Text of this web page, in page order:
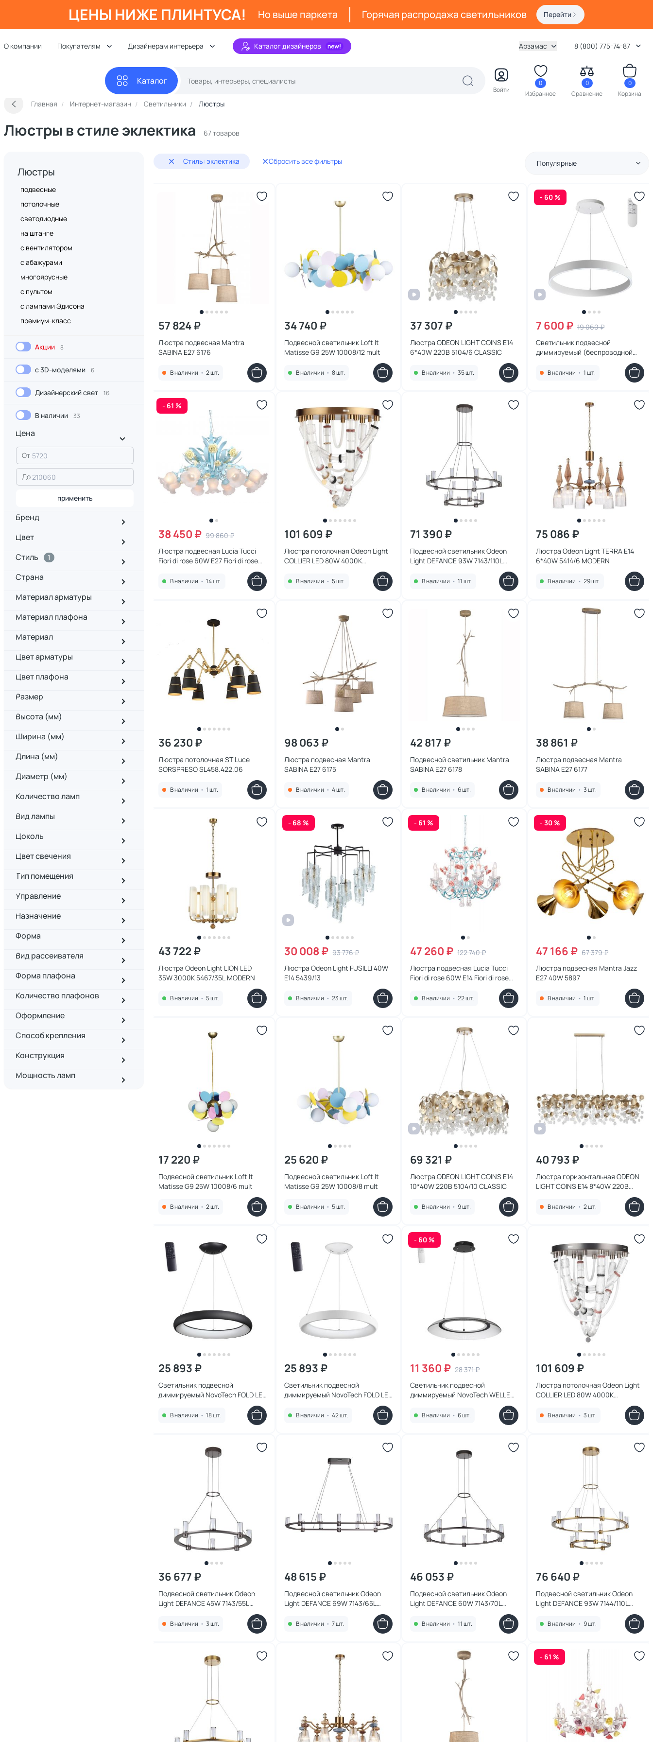
ЦЕНЫ НИЖЕ ПЛИНТУСА! Но выше паркета Горячая распродажа светильников Перейти
О компании Покупателям Дизайнерам интерьера Каталог дизайнеров Арзамас 8 (800) 775-74-87
Каталог
Войти
0
Избранное
0
Сравнение
0
Корзина
Главная Интернет-магазин Светильники Люстры
Люстры в стиле эклектика 67 товаров
Люстры
подвесные
потолочные
светодиодные
на штанге
с вентилятором
с абажурами
многоярусные
с пультом
с лампами Эдисона
премиум-класс
Акции 8
с 3D-моделями 6
Дизайнерский свет 16
В наличии 33
Цена
От
До
применить
Бренд
Цвет
Стиль
1
Страна
Материал арматуры
Материал плафона
Материал
Цвет арматуры
Цвет плафона
Размер
Высота (мм)
Ширина (мм)
Длина (мм)
Диаметр (мм)
Количество ламп
Вид лампы
Цоколь
Цвет свечения
Тип помещения
Управление
Назначение
Форма
Вид рассеивателя
Форма плафона
Количество плафонов
Оформление
Способ крепления
Конструкция
Мощность ламп
Стиль: эклектика Сбросить все фильтры Популярные
57 824 ₽
Люстра подвесная Mantra
SABINA E27 6176
В наличии • 2 шт.
34 740 ₽
Подвесной светильник Loft It
Matisse G9 25W 10008/12 mult
В наличии • 8 шт.
37 307 ₽
Люстра ODEON LIGHT COINS E14
6*40W 220В 5104/6 CLASSIC
В наличии • 35 шт.
- 60 %
7 600 ₽ 19 060 ₽
Светильник подвесной
диммируемый (беспроводной
пульт ДУ в комплекте) NovoTech
ITER LED 3000-6000К (теплый,
В наличии • 1 шт.
- 61 %
38 450 ₽ 99 860 ₽
Люстра подвесная Lucia Tucci
Fiori di rose 60W E27 Fiori di rose
В наличии • 14 шт.
101 609 ₽
Люстра потолочная Odeon Light
COLLIER LED 80W 4000K
В наличии • 5 шт.
71 390 ₽
Подвесной светильник Odeon
Light DEFANCE 93W 7143/110L
В наличии • 11 шт.
75 086 ₽
Люстра Odeon Light TERRA E14
6*40W 5414/6 MODERN
В наличии • 29 шт.
36 230 ₽
Люстра потолочная ST Luce
SORSPRESO SL458.422.06
В наличии • 1 шт.
98 063 ₽
Люстра подвесная Mantra
SABINA E27 6175
В наличии • 4 шт.
42 817 ₽
Подвесной светильник Mantra
SABINA E27 6178
В наличии • 6 шт.
38 861 ₽
Люстра подвесная Mantra
SABINA E27 6177
В наличии • 3 шт.
43 722 ₽
Люстра Odeon Light LION LED
35W 3000K 5467/35L MODERN
В наличии • 5 шт.
- 68 %
30 008 ₽ 93 776 ₽
Люстра Odeon Light FUSILLI 40W
E14 5439/13
В наличии • 23 шт.
- 61 %
47 260 ₽ 122 740 ₽
Люстра подвесная Lucia Tucci
Fiori di rose 60W E14 Fiori di rose
В наличии • 22 шт.
- 30 %
47 166 ₽ 67 379 ₽
Люстра подвесная Mantra Jazz
E27 40W 5897
В наличии • 1 шт.
17 220 ₽
Подвесной светильник Loft It
Matisse G9 25W 10008/6 mult
В наличии • 2 шт.
25 620 ₽
Подвесной светильник Loft It
Matisse G9 25W 10008/8 mult
В наличии • 5 шт.
69 321 ₽
Люстра ODEON LIGHT COINS E14
10*40W 220В 5104/10 CLASSIC
В наличии • 9 шт.
40 793 ₽
Люстра горизонтальная ODEON
LIGHT COINS E14 8*40W 220В
В наличии • 2 шт.
25 893 ₽
Светильник подвесной
диммируемый NovoTech FOLD LED
3-6К (теплый,белый,холодный)
6W в комплекте пульт ДУ (2.4G)
В наличии • 18 шт.
25 893 ₽
Светильник подвесной
диммируемый NovoTech FOLD LED
3-6К (теплый,белый,холодный)
6W в комплекте пульт ДУ (2.4G)
В наличии • 42 шт.
- 60 %
11 360 ₽ 28 371 ₽
Светильник подвесной
диммируемый NovoTech WELLE
(теплый,белый,холодный) 48W
В наличии • 6 шт.
101 609 ₽
Люстра потолочная Odeon Light
COLLIER LED 80W 4000K
В наличии • 3 шт.
36 677 ₽
Подвесной светильник Odeon
Light DEFANCE 45W 7143/55L
В наличии • 3 шт.
48 615 ₽
Подвесной светильник Odeon
Light DEFANCE 69W 7143/65L
В наличии • 7 шт.
46 053 ₽
Подвесной светильник Odeon
Light DEFANCE 60W 7143/70L
В наличии • 11 шт.
76 640 ₽
Подвесной светильник Odeon
Light DEFANCE 93W 7144/110L
В наличии • 9 шт.
- 61 %